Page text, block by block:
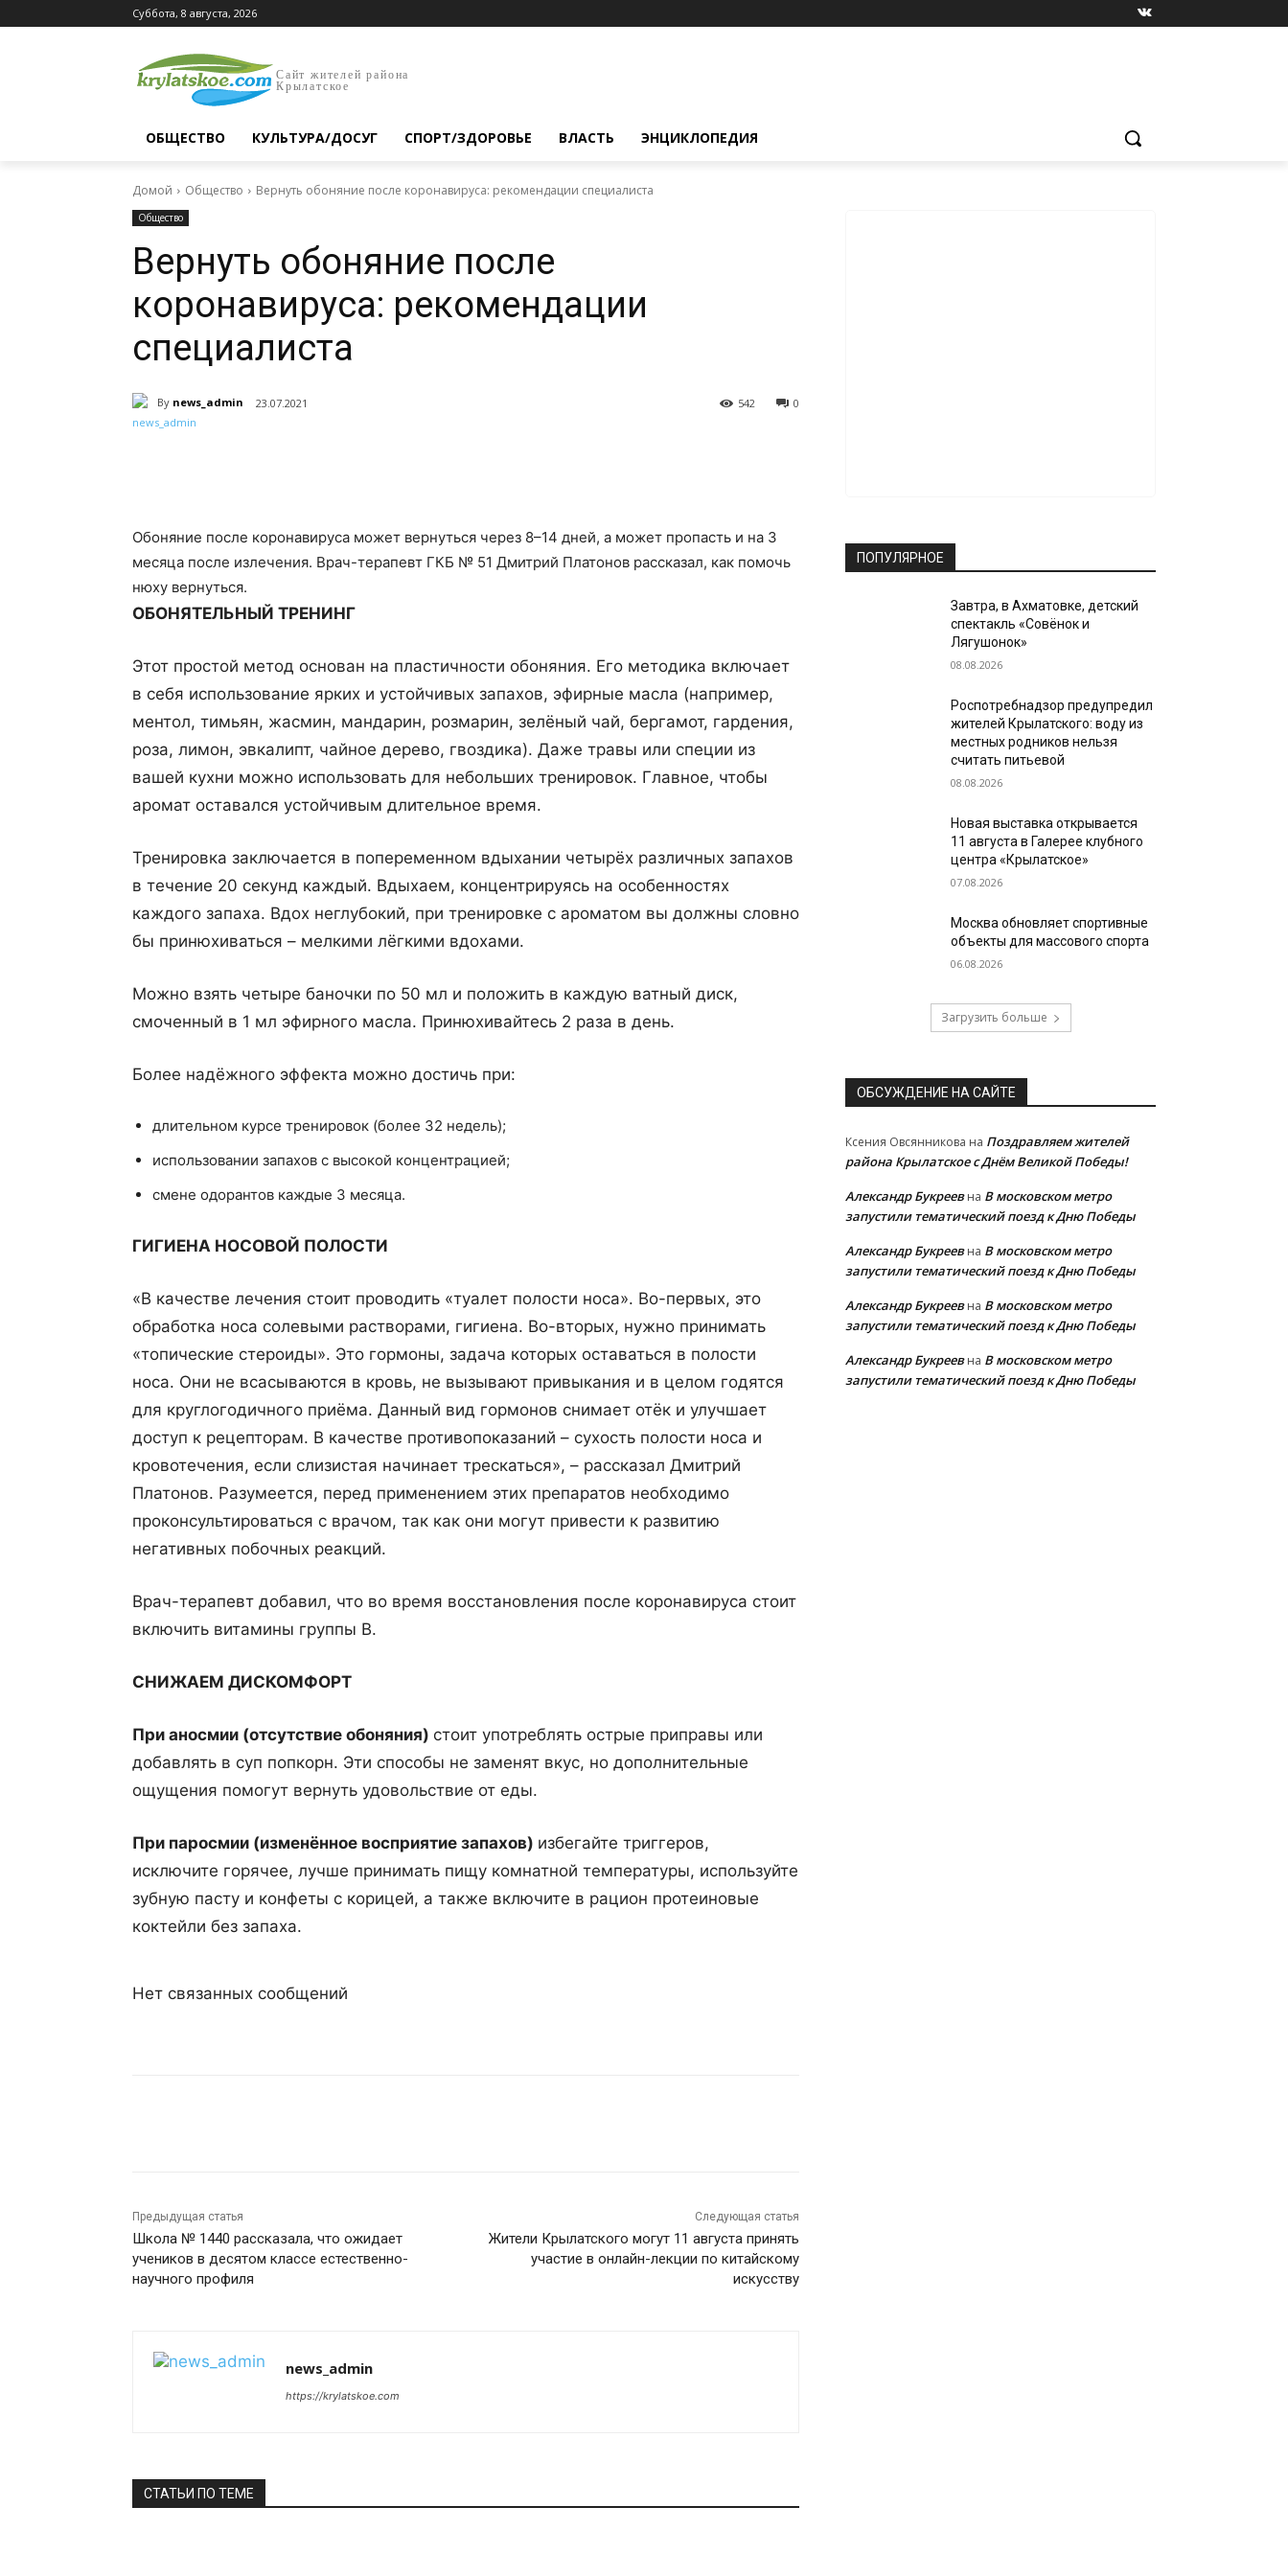
Суббота, 8 августа, 2026
Сайт жителей района
Крылатское
ОБЩЕСТВО КУЛЬТУРА/ДОСУГ СПОРТ/ЗДОРОВЬЕ ВЛАСТЬ ЭНЦИКЛОПЕДИЯ
Домой Общество Вернуть обоняние после коронавируса: рекомендации специалиста
Общество
Вернуть обоняние после
коронавируса: рекомендации
специалиста
By news_admin 23.07.2021 0
542
Обоняние после коронавируса может вернуться через 8–14 дней, а может пропасть и на 3
месяца после излечения. Врач-терапевт ГКБ № 51 Дмитрий Платонов рассказал, как помочь
нюху вернуться.
ОБОНЯТЕЛЬНЫЙ ТРЕНИНГ
Этот простой метод основан на пластичности обоняния. Его методика включает
в себя использование ярких и устойчивых запахов, эфирные масла (например,
ментол, тимьян, жасмин, мандарин, розмарин, зелёный чай, бергамот, гардения,
роза, лимон, эвкалипт, чайное дерево, гвоздика). Даже травы или специи из
вашей кухни можно использовать для небольших тренировок. Главное, чтобы
аромат оставался устойчивым длительное время.
Тренировка заключается в попеременном вдыхании четырёх различных запахов
в течение 20 секунд каждый. Вдыхаем, концентрируясь на особенностях
каждого запаха. Вдох неглубокий, при тренировке с ароматом вы должны словно
бы принюхиваться – мелкими лёгкими вдохами.
Можно взять четыре баночки по 50 мл и положить в каждую ватный диск,
смоченный в 1 мл эфирного масла. Принюхивайтесь 2 раза в день.
Более надёжного эффекта можно достичь при:
длительном курсе тренировок (более 32 недель);
использовании запахов с высокой концентрацией;
смене одорантов каждые 3 месяца.
ГИГИЕНА НОСОВОЙ ПОЛОСТИ
«В качестве лечения стоит проводить «туалет полости носа». Во-первых, это
обработка носа солевыми растворами, гигиена. Во-вторых, нужно принимать
«топические стероиды». Это гормоны, задача которых оставаться в полости
носа. Они не всасываются в кровь, не вызывают привыкания и в целом годятся
для круглогодичного приёма. Данный вид гормонов снимает отёк и улучшает
доступ к рецепторам. В качестве противопоказаний – сухость полости носа и
кровотечения, если слизистая начинает трескаться», – рассказал Дмитрий
Платонов. Разумеется, перед применением этих препаратов необходимо
проконсультироваться с врачом, так как они могут привести к развитию
негативных побочных реакций.
Врач-терапевт добавил, что во время восстановления после коронавируса стоит
включить витамины группы В.
СНИЖАЕМ ДИСКОМФОРТ
При аносмии (отсутствие обоняния) стоит употреблять острые приправы или
добавлять в суп попкорн. Эти способы не заменят вкус, но дополнительные
ощущения помогут вернуть удовольствие от еды.
При паросмии (изменённое восприятие запахов) избегайте триггеров,
исключите горячее, лучше принимать пищу комнатной температуры, используйте
зубную пасту и конфеты с корицей, а также включите в рацион протеиновые
коктейли без запаха.
Нет связанных сообщений
Предыдущая статья
Школа № 1440 рассказала, что ожидает
учеников в десятом классе естественно-
научного профиля
Следующая статья
Жители Крылатского могут 11 августа принять
участие в онлайн-лекции по китайскому
искусству
news_admin
https://krylatskoe.com
СТАТЬИ ПО ТЕМЕ
ПОПУЛЯРНОЕ
Завтра, в Ахматовке, детский
спектакль «Совёнок и
Лягушонок»
08.08.2026
Роспотребнадзор предупредил
жителей Крылатского: воду из
местных родников нельзя
считать питьевой
08.08.2026
Новая выставка открывается
11 августа в Галерее клубного
центра «Крылатское»
07.08.2026
Москва обновляет спортивные
объекты для массового спорта
06.08.2026
Загрузить больше
ОБСУЖДЕНИЕ НА САЙТЕ
Ксения Овсянникова на Поздравляем жителей
района Крылатское с Днём Великой Победы!
Александр Букреевна В московском метро
запустили тематический поезд к Дню Победы
Александр Букреевна В московском метро
запустили тематический поезд к Дню Победы
Александр Букреевна В московском метро
запустили тематический поезд к Дню Победы
Александр Букреевна В московском метро
запустили тематический поезд к Дню Победы